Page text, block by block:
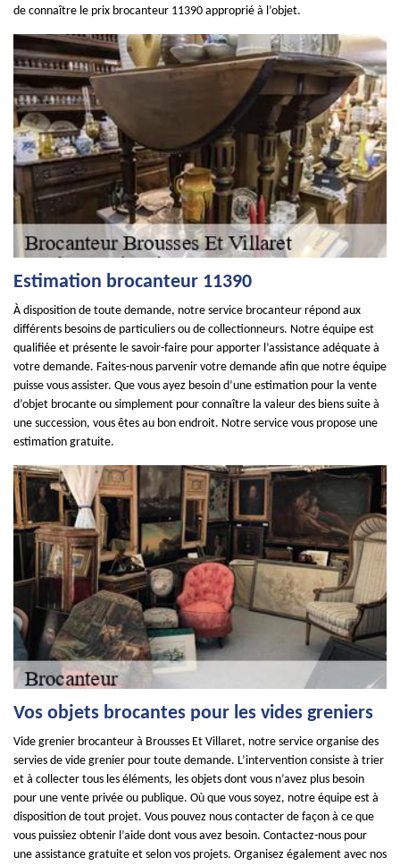
de connaître le prix brocanteur 11390 approprié à l’objet.
Estimation brocanteur 11390
À disposition de toute demande, notre service brocanteur répond aux
différents besoins de particuliers ou de collectionneurs. Notre équipe est
qualifiée et présente le savoir-faire pour apporter l’assistance adéquate à
votre demande. Faites-nous parvenir votre demande afin que notre équipe
puisse vous assister. Que vous ayez besoin d’une estimation pour la vente
d’objet brocante ou simplement pour connaître la valeur des biens suite à
une succession, vous êtes au bon endroit. Notre service vous propose une
estimation gratuite.
Vos objets brocantes pour les vides greniers
Vide grenier brocanteur à Brousses Et Villaret, notre service organise des
servies de vide grenier pour toute demande. L’intervention consiste à trier
et à collecter tous les éléments, les objets dont vous n’avez plus besoin
pour une vente privée ou publique. Où que vous soyez, notre équipe est à
disposition de tout projet. Vous pouvez nous contacter de façon à ce que
vous puissiez obtenir l’aide dont vous avez besoin. Contactez-nous pour
une assistance gratuite et selon vos projets. Organisez également avec nos